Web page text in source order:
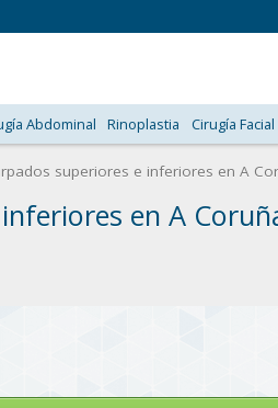
superiores e inferiores en A
en A
Abdominal Rinoplastia Cirugía Facial